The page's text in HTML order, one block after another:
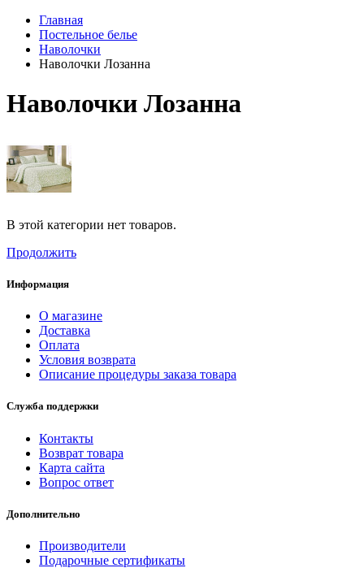
Главная
Постельное белье
Наволочки
Наволочки Лозанна
Наволочки Лозанна
В этой категории нет товаров.
Продолжить
Информация
О магазине
Доставка
Оплата
Условия возврата
Описание процедуры заказа товара
Служба поддержки
Контакты
Возврат товара
Карта сайта
Вопрос ответ
Дополнительно
Производители
Подарочные сертификаты